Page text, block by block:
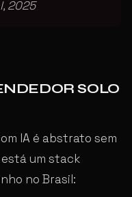
2025
SOLO
IA é abstrato sem
um stack
no Brasil: